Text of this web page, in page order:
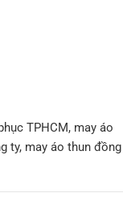
TPHCM, may áo
ty, may áo thun đồng